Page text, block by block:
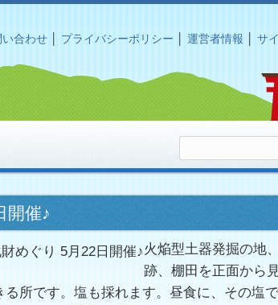
い合わせ
プライバシーポリシー 運営者情報 サ
開催♪
めぐり 5月22日開催♪火焔型土器発掘の地
跡、棚田を正面から
る所です。塩も採れます。昼食に、その塩